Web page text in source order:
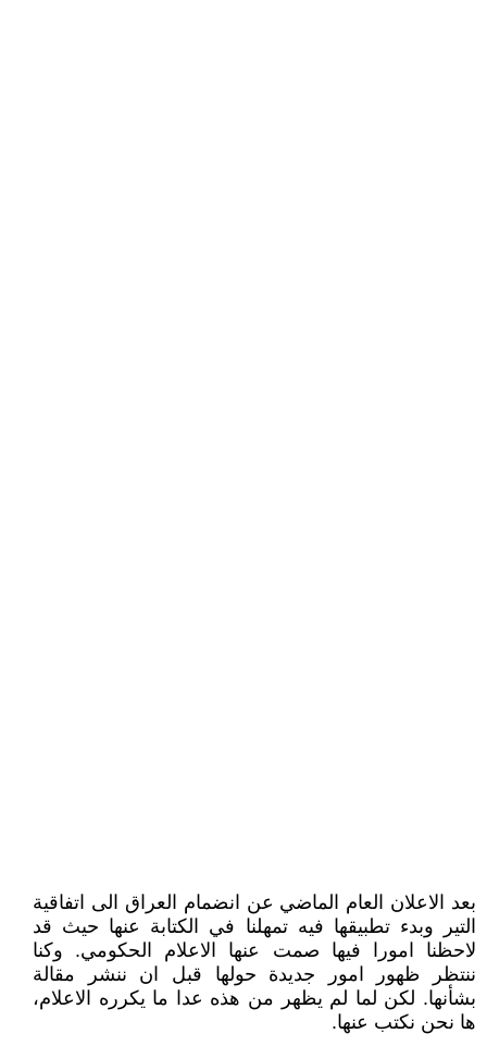
بعد الاعلان العام الماضي عن انضمام العراق الى اتفاقية
التير وبدء تطبيقها فيه تمهلنا في الكتابة عنها حيث قد
لاحظنا امورا فيها صمت عنها الاعلام الحكومي. وكنا
ننتظر ظهور امور جديدة حولها قبل ان ننشر مقالة
بشأنها. لكن لما لم يظهر من هذه عدا ما يكرره الاعلام،
ها نحن نكتب عنها.